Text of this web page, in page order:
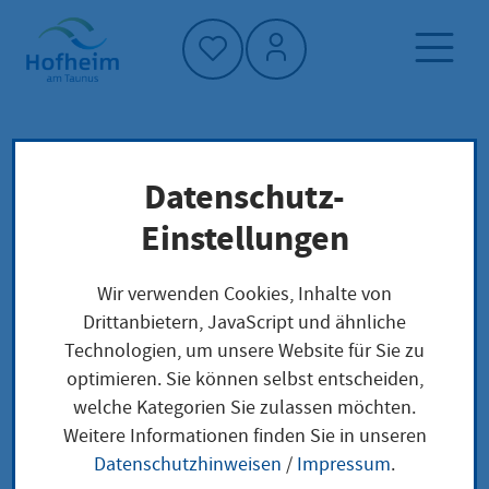
Startseite"
Dienstleistung-Finder
Lokale Anliegen
Personalausweis Informationserteilung
Personalausweis
Informationserteilung
Datenschutz-
Einstellungen
Wir verwenden Cookies, Inhalte von
Drittanbietern, JavaScript und ähnliche
Technologien, um unsere Website für Sie zu
optimieren. Sie können selbst entscheiden,
welche Kategorien Sie zulassen möchten.
Weitere Informationen finden Sie in unseren
Datenschutzhinweisen / Impressum.